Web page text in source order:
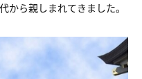
から親しまれてきました。